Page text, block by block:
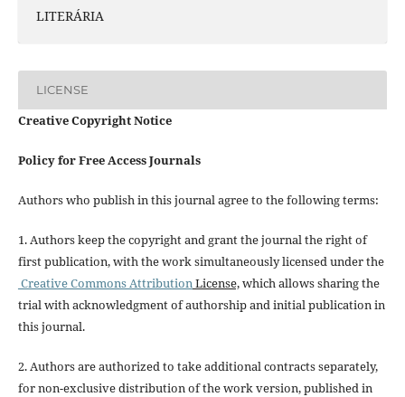
LITERÁRIA
LICENSE
Creative Copyright Notice
Policy for Free Access Journals
Authors who publish in this journal agree to the following terms:
1. Authors keep the copyright and grant the journal the right of
first publication, with the work simultaneously licensed under the
Creative Commons AttributionLicense,which allows sharing the
trial with acknowledgment of authorship and initial publication in
this journal.
2. Authors are authorized to take additional contracts separately,
for non-exclusive distribution of the work version, published in